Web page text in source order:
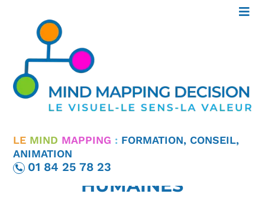
LE MIND MAPPING : FORMATION, CONSEIL,
ANIMATION
01 84 25 78 23
SOFT SKILLS,
IDENTIFIER (ET
VALORISER) LES
COMPÉTENCES
HUMAINES